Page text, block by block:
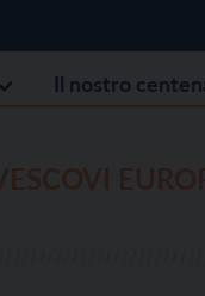
Il nostro